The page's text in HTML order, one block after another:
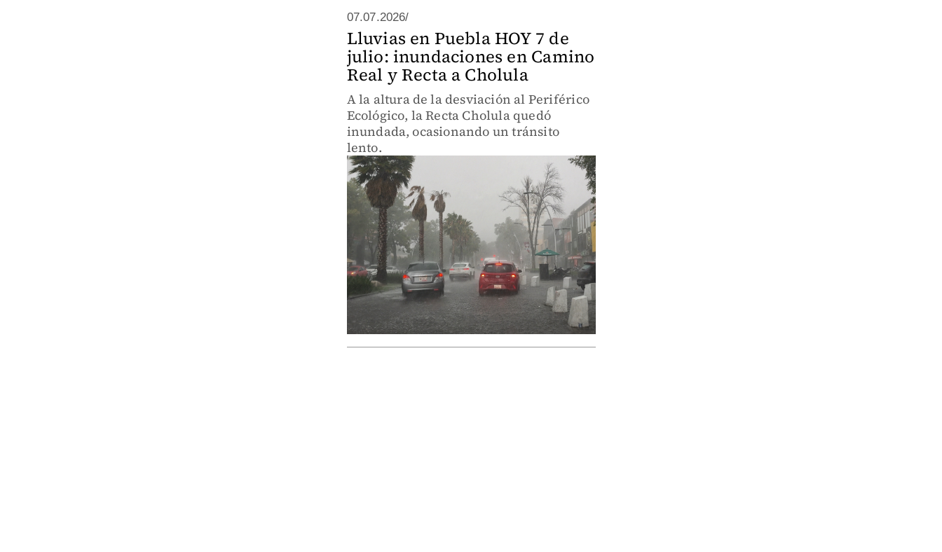
07.07.2026/
Lluvias en Puebla HOY 7 de
julio: inundaciones en Camino
Real y Recta a Cholula
A la altura de la desviación al Periférico
Ecológico, la Recta Cholula quedó
inundada, ocasionando un tránsito
lento.